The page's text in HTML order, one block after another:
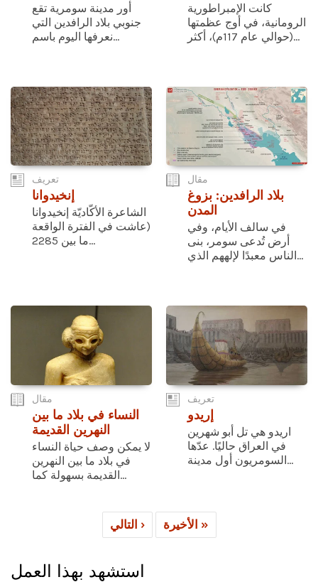
أور مدينة سومرية تقع
جنوبي بلاد الرافدين التي
نعرفها اليوم باسم...
كانت الإمبراطورية
الرومانية، في أوج عظمتها
(حوالي عام 117م)، أكثر...
تعريف
إنخيدوانا
الشاعرة الأكّاديّة إنخيدوانا
(عاشت في الفترة الواقعة
ما بين 2285...
مقال
بلاد الرافدين: بزوغ
المدن
في سالف الأيام، وفي
أرض تُدعى سومر، بنى
الناس معبدًا لإلههم الذي...
مقال
النساء في بلاد ما بين
النهرين القديمة
لا يمكن وصف حياة النساء
في بلاد ما بين النهرين
القديمة بسهولة كما...
تعريف
إريدو
اريدو هي تل أبو شهرين
في العراق حاليًا. عدّها
السومريون أول مدينة...
التالي › الأخيرة »
استشهد بهذا العمل